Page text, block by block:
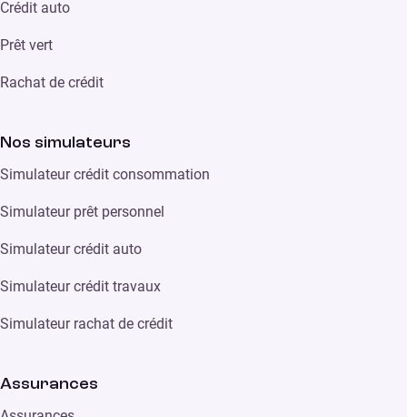
Crédit auto
Prêt vert
Rachat de crédit
Nos simulateurs
Simulateur crédit consommation
Simulateur prêt personnel
Simulateur crédit auto
Simulateur crédit travaux
Simulateur rachat de crédit
Assurances